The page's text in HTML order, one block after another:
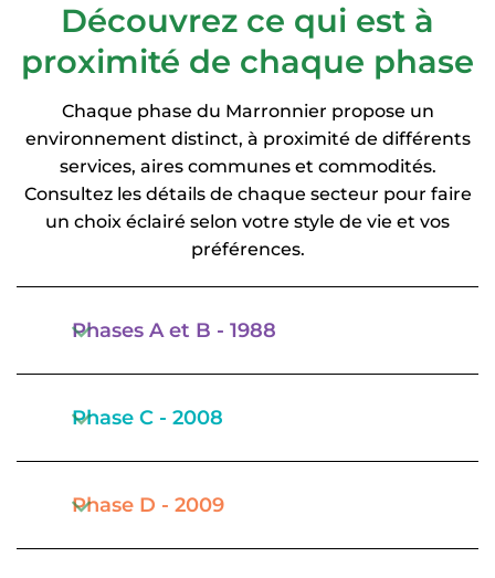
Découvrez ce qui est à
proximité de chaque phase
Chaque phase du Marronnier propose un
environnement distinct, à proximité de différents
services, aires communes et commodités.
Consultez les détails de chaque secteur pour faire
un choix éclairé selon votre style de vie et vos
préférences.
Phases A et B - 1988
Phase C - 2008
Phase D - 2009